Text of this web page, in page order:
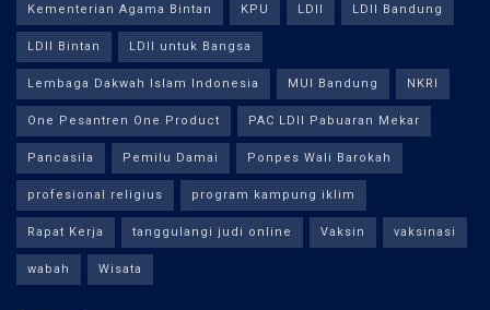
Kementerian Agama Bintan KPU LDII LDII Bandung
LDII Bintan LDII untuk Bangsa
Lembaga Dakwah Islam Indonesia MUI Bandung NKRI
One Pesantren One Product PAC LDII Pabuaran Mekar
Pancasila Pemilu Damai Ponpes Wali Barokah
profesional religius program kampung iklim
Rapat Kerja tanggulangi judi online Vaksin vaksinasi
wabah Wisata